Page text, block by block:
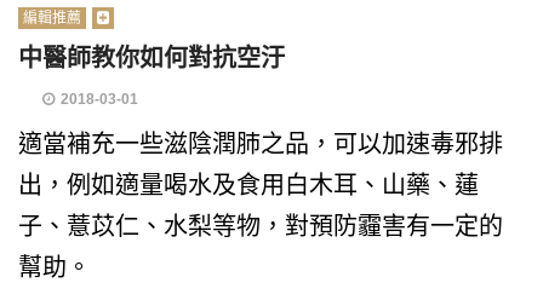
編輯推薦
中醫師教你如何對抗空汙
2018-03-01
適當補充一些滋陰潤肺之品，可以加速毒邪排
出，例如適量喝水及食用白木耳、山藥、蓮
子、薏苡仁、水梨等物，對預防霾害有一定的
幫助。